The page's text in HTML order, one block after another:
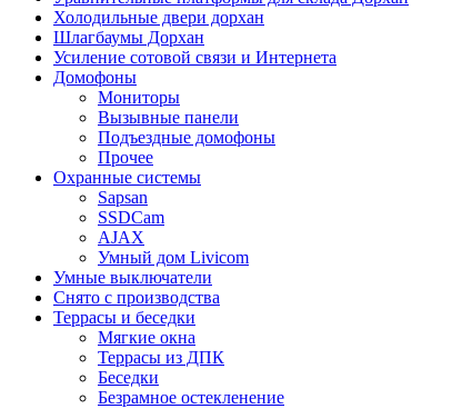
Холодильные двери дорхан
Шлагбаумы Дорхан
Усиление сотовой связи и Интернета
Домофоны
Мониторы
Вызывные панели
Подъездные домофоны
Прочее
Охранные системы
Sapsan
SSDCam
AJAX
Умный дом Livicom
Умные выключатели
Снято с производства
Террасы и беседки
Мягкие окна
Террасы из ДПК
Беседки
Безрамное остекленение